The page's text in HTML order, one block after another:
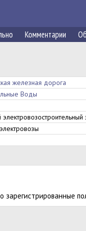
Комментарии
железная дорога
Воды
зарегистрированные